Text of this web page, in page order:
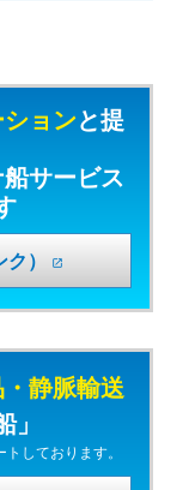
ョンと提
サービス
） open_in_new
静脈輸送
」
しております。